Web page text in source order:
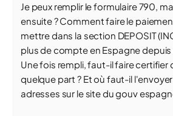
Je peux remplir le formulaire 790,
ensuite ? Comment faire le
mettre dans la section DEPOSIT
plus de compte en Espagne depuis
Une fois rempli, faut-il faire certifier
quelque part ? Et où faut-il
adresses sur le site du gouv